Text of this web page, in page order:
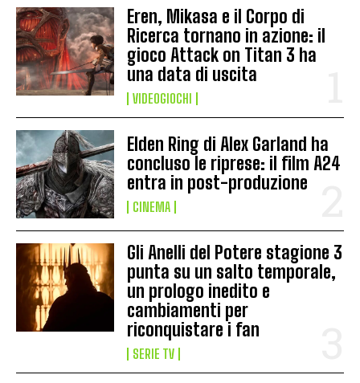
Eren, Mikasa e il Corpo di
Ricerca tornano in azione: il
gioco Attack on Titan 3 ha
una data di uscita
VIDEOGIOCHI
Elden Ring di Alex Garland ha
concluso le riprese: il film A24
entra in post-produzione
CINEMA
Gli Anelli del Potere stagione 3
punta su un salto temporale,
un prologo inedito e
cambiamenti per
riconquistare i fan
SERIE TV